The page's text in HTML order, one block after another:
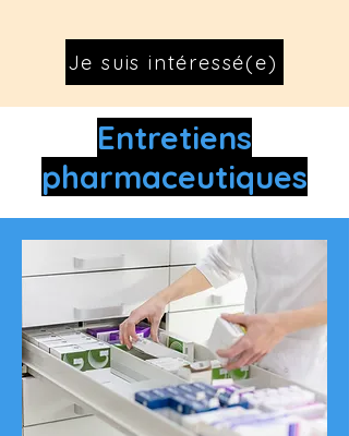
Je suis intéressé(e)
Entretiens
pharmaceutiques